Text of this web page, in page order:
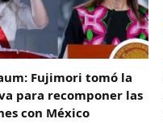
Fujimori tomó la
para recomponer las
con México